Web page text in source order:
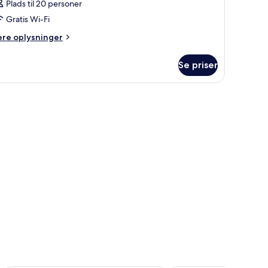
Plads til 20 personer
Gratis Wi-Fi
oplysninger
Se priser